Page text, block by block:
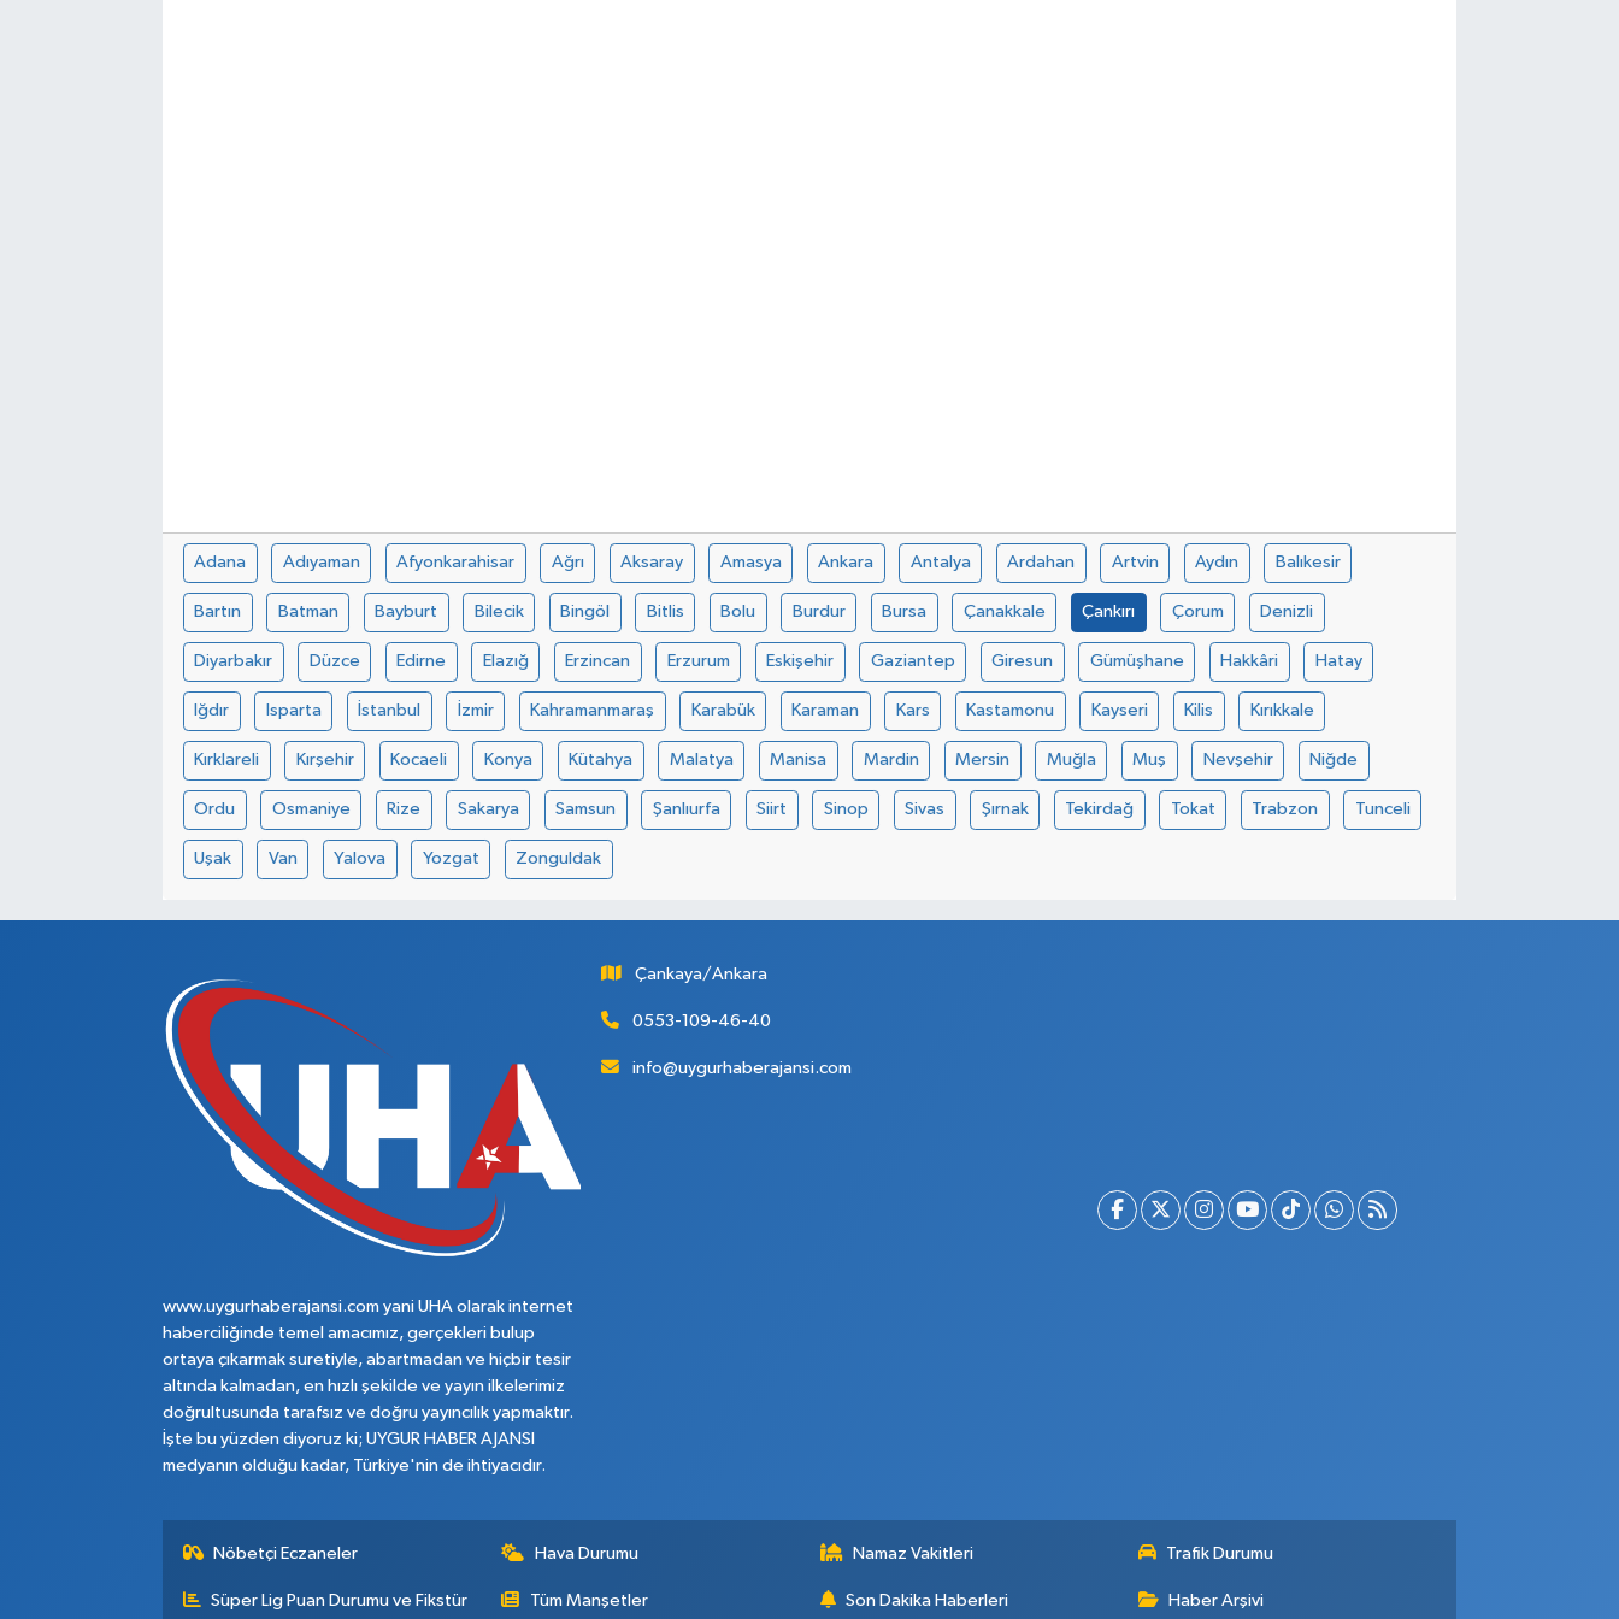
Adana Adıyaman Afyonkarahisar Ağrı Aksaray Amasya Ankara Antalya Ardahan Artvin Aydın Balıkesir
Bartın Batman Bayburt Bilecik Bingöl Bitlis Bolu Burdur Bursa Çanakkale Çankırı Çorum Denizli
Diyarbakır Düzce Edirne Elazığ Erzincan Erzurum Eskişehir Gaziantep Giresun Gümüşhane Hakkâri Hatay
Iğdır Isparta İstanbul İzmir Kahramanmaraş Karabük Karaman Kars Kastamonu Kayseri Kilis Kırıkkale
Kırklareli Kırşehir Kocaeli Konya Kütahya Malatya Manisa Mardin Mersin Muğla Muş Nevşehir Niğde
Ordu Osmaniye Rize Sakarya Samsun Şanlıurfa Siirt Sinop Sivas Şırnak Tekirdağ Tokat Trabzon Tunceli
Uşak Van Yalova Yozgat Zonguldak
www.uygurhaberajansi.com yani UHA olarak internet
haberciliğinde temel amacımız, gerçekleri bulup
ortaya çıkarmak suretiyle, abartmadan ve hiçbir tesir
altında kalmadan, en hızlı şekilde ve yayın ilkelerimiz
doğrultusunda tarafsız ve doğru yayıncılık yapmaktır.
İşte bu yüzden diyoruz ki; UYGUR HABER AJANSI
medyanın olduğu kadar, Türkiye'nin de ihtiyacıdır.
Çankaya/Ankara
0553-109-46-40
info@uygurhaberajansi.com
Nöbetçi Eczaneler Hava Durumu Namaz Vakitleri Trafik Durumu
Süper Lig Puan Durumu ve Fikstür Tüm Manşetler Son Dakika Haberleri Haber Arşivi